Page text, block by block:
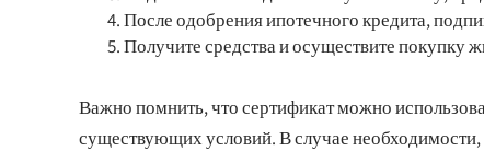
После одобрения ипотечного кредита,
Получите средства и осуществите покупку
Важно помнить, что сертификат можно
существующих условий. В случае